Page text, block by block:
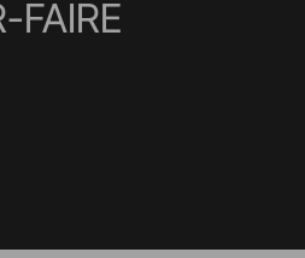
FAIRE